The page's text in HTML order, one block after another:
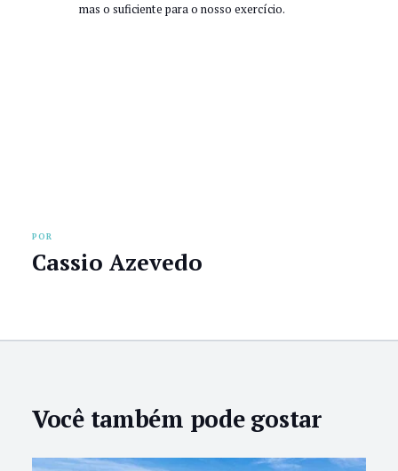
mas o suficiente para o nosso exercício.
POR
Cassio Azevedo
Você também pode gostar